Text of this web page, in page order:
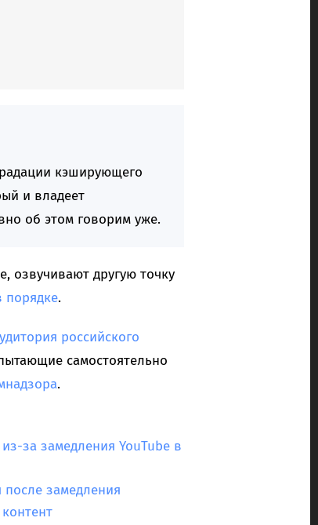
кэширующего
и владеет
об этом говорим уже.
озвучивают другую точку
порядке.
российского
самостоятельно
.
за замедления YouTube в
после замедления